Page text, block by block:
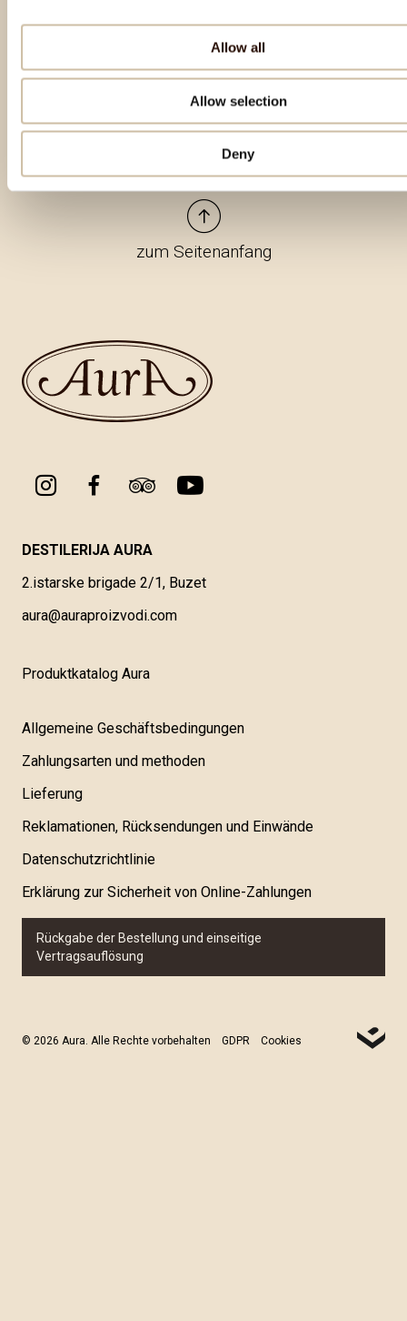
Allow all
Allow selection
Deny
Besondere Produkte
zum Seitenanfang
DESTILERIJA AURA
2.istarske brigade 2/1, Buzet
aura@auraproizvodi.com
Produktkatalog Aura
Allgemeine Geschäftsbedingungen
Zahlungsarten und methoden
Lieferung
Reklamationen, Rücksendungen und Einwände
Datenschutzrichtlinie
Erklärung zur Sicherheit von Online-Zahlungen
Rückgabe der Bestellung und einseitige
Vertragsauflösung
© 2026 Aura. Alle Rechte vorbehalten GDPR Cookies